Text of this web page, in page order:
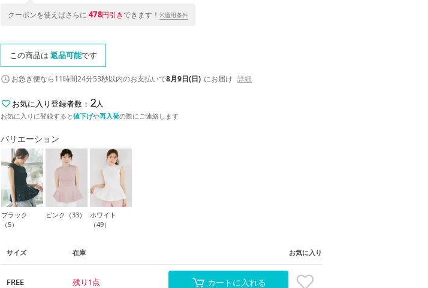
クーポンを使えばさらに 478円引きできます！ ※適用条件
この商品は 返品可能です
お急ぎ便なら11時間24分52秒以内のお支払いで8月9日(日) にお届け 詳細
お気に入り登録者数： 2 人
お気に入りに登録すると値下げや再入荷の際にご連絡します
バリエーション
ブラック
（5）
ピンク（33）
ホワイト
（49）
サイズ 在庫 お気に入り
FREE 残り1点 カートに入れる